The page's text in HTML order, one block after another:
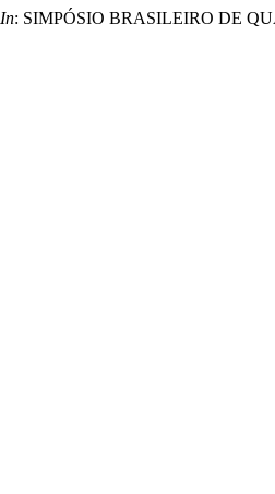
In: SIMPÓSIO BRASILEIRO DE